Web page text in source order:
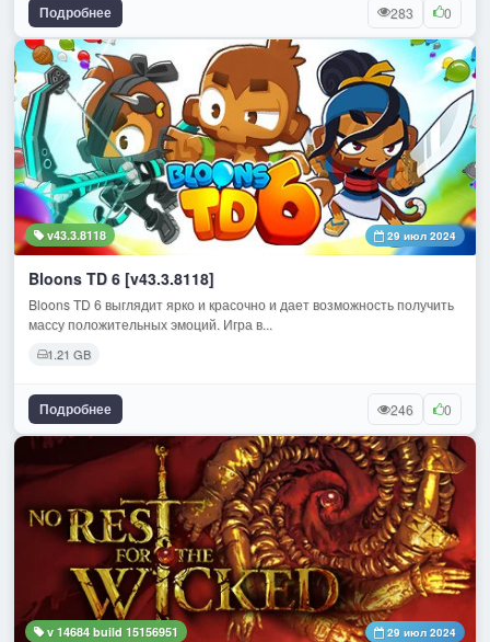
Подробнее 283 0
v43.3.8118 29 июл 2024
Bloons TD 6 [v43.3.8118]
Bloons TD 6 выглядит ярко и красочно и дает возможность получить
массу положительных эмоций. Игра в...
1.21 GB
Подробнее 246 0
v 14684 build 15156951 29 июл 2024